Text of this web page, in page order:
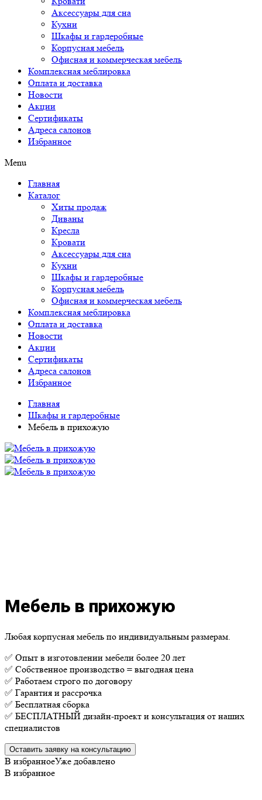
Аксессуары для сна
Кухни
Шкафы и гардеробные
Корпусная мебель
Офисная и коммерческая мебель
Комплексная меблировка
Оплата и доставка
Новости
Акции
Сертификаты
Адреса салонов
Избранное
Menu
Главная
Каталог
Хиты продаж
Диваны
Кресла
Кровати
Аксессуары для сна
Кухни
Шкафы и гардеробные
Корпусная мебель
Офисная и коммерческая мебель
Комплексная меблировка
Оплата и доставка
Новости
Акции
Сертификаты
Адреса салонов
Избранное
Главная
Шкафы и гардеробные
Мебель в прихожую
Мебель в прихожую
Любая корпусная мебель по индивидуальным размерам.
✅ Опыт в изготовлении мебели более 20 лет
✅ Собственное производство = выгодная цена
✅ Работаем строго по договору
✅ Гарантия и рассрочка
✅ Бесплатная сборка
✅ БЕСПЛАТНЫЙ дизайн-проект и консультация от наших
специалистов
Оставить заявку на консультацию
В избранноеУже добавлено
В избранное